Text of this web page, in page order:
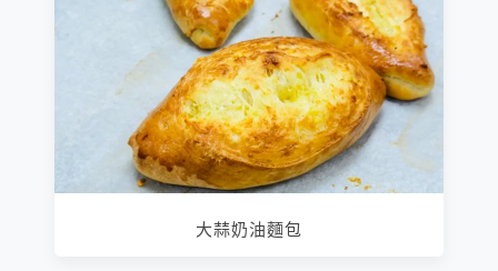
大蒜奶油麵包